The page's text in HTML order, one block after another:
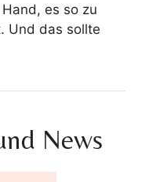
es so zu
Und das sollte
News